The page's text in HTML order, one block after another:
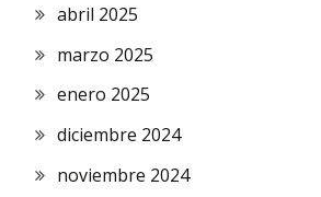
abril 2025
marzo 2025
enero 2025
diciembre 2024
noviembre 2024